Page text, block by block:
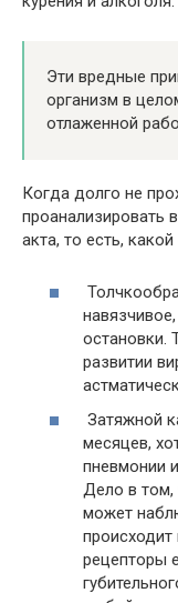
Эти вредные
организм в
отлаженной
Когда долго не
проанализировать
акта, то есть, какой
остановки.
развитии
Затяжной
месяцев,
пневмонии
Дело в том,
может
рецепторы